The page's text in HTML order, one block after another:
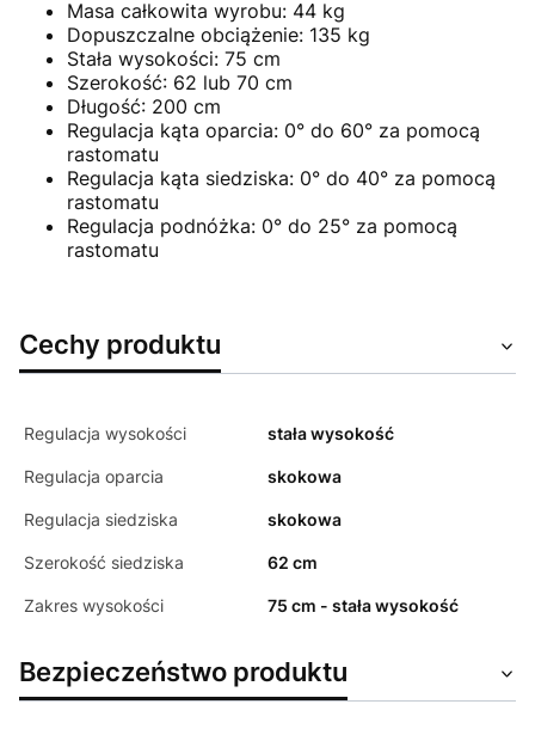
Masa całkowita wyrobu: 44 kg
Dopuszczalne obciążenie: 135 kg
Stała wysokości: 75 cm
Szerokość: 62 lub 70 cm
Długość: 200 cm
Regulacja kąta oparcia: 0° do 60° za pomocą
rastomatu
Regulacja kąta siedziska: 0° do 40° za pomocą
rastomatu
Regulacja podnóżka: 0° do 25° za pomocą
rastomatu
Cechy produktu
Regulacja wysokości stała wysokość
Regulacja oparcia skokowa
Regulacja siedziska skokowa
Szerokość siedziska 62 cm
Zakres wysokości 75 cm - stała wysokość
Bezpieczeństwo produktu